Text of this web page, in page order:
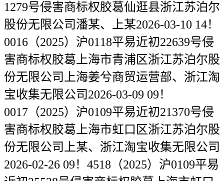
1279号侵害商标权胶葛仙逛县浙江苏泊尔
股份无限公司潘某、上某2026-03-10 14！
0016（2025）沪0118平易近初22639号侵
害商标权胶葛上海市青浦区浙江苏泊尔股
份无限公司上海姜兮商贸运营部、浙江淘
宝收集无限公司2026-03-09 09！
0017（2025）沪0109平易近初21370号侵
害商标权胶葛上海市虹口区浙江苏泊尔股
份无限公司上某、浙江淘宝收集无限公司
2026-02-26 09！4518（2025）沪0109平易